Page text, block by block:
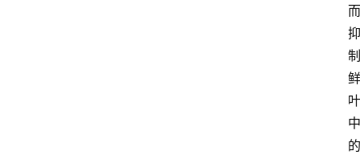
而
抑
制
鲜
叶
中
的